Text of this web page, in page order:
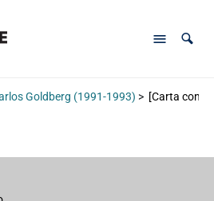
Goldberg (1991-1993) > [Carta